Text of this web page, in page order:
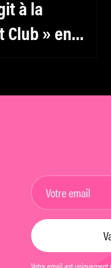
à la
Club » en
Votre email est